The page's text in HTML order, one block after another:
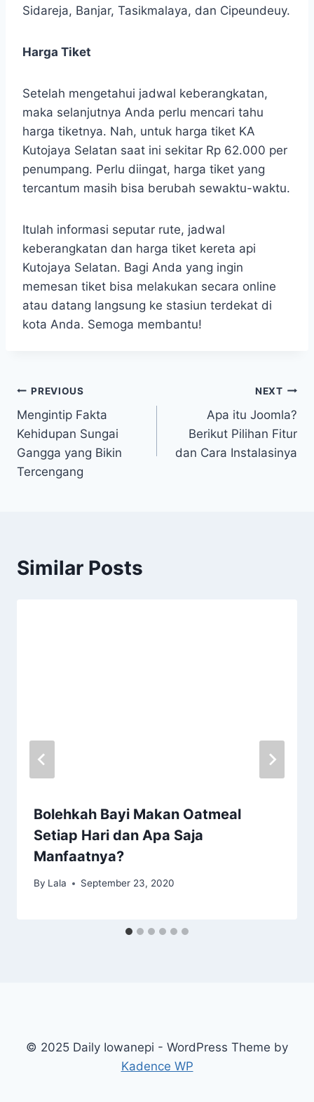
Sidareja, Banjar, Tasikmalaya, dan Cipeundeuy.
Harga Tiket
Setelah mengetahui jadwal keberangkatan,
maka selanjutnya Anda perlu mencari tahu
harga tiketnya. Nah, untuk harga tiket KA
Kutojaya Selatan saat ini sekitar Rp 62.000 per
penumpang. Perlu diingat, harga tiket yang
tercantum masih bisa berubah sewaktu-waktu.
Itulah informasi seputar rute, jadwal
keberangkatan dan harga tiket kereta api
Kutojaya Selatan. Bagi Anda yang ingin
memesan tiket bisa melakukan secara online
atau datang langsung ke stasiun terdekat di
kota Anda. Semoga membantu!
Post
navigation
PREVIOUS
Mengintip Fakta
Kehidupan Sungai
Gangga yang Bikin
Tercengang
NEXT
Apa itu Joomla?
Berikut Pilihan Fitur
dan Cara Instalasinya
Similar Posts
Bolehkah Bayi Makan Oatmeal
Setiap Hari dan Apa Saja
Manfaatnya?
By Lala September 23, 2020
© 2025 Daily Iowanepi - WordPress Theme by
Kadence WP